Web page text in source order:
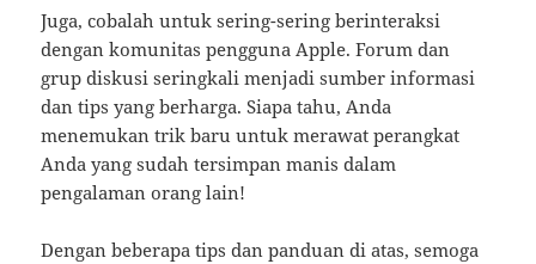
Juga, cobalah untuk sering-sering berinteraksi
dengan komunitas pengguna Apple. Forum dan
grup diskusi seringkali menjadi sumber informasi
dan tips yang berharga. Siapa tahu, Anda
menemukan trik baru untuk merawat perangkat
Anda yang sudah tersimpan manis dalam
pengalaman orang lain!
Dengan beberapa tips dan panduan di atas, semoga